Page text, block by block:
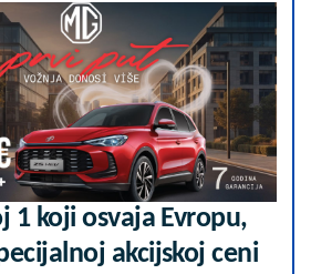
1 koji osvaja Evropu,
akcijskoj ceni